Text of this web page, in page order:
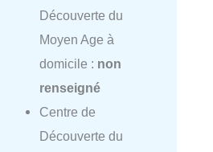
Découverte du
Moyen Age à
domicile : non
renseigné
Centre de
Découverte du